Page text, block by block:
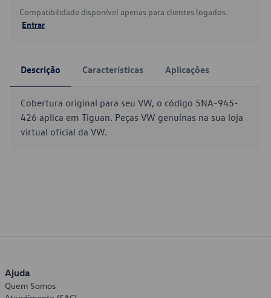
Compatibilidade disponível apenas para clientes logados.
Entrar
Descrição Características Aplicações
Cobertura original para seu VW, o código 5NA-945-
426 aplica em Tiguan. Peças VW genuínas na sua loja
virtual oficial da VW.
Ajuda
Quem Somos